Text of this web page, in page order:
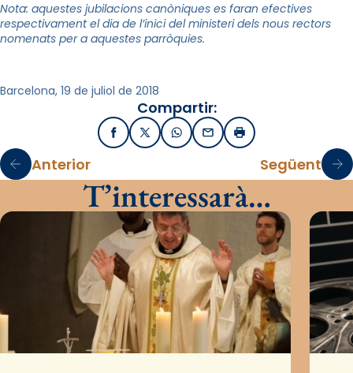
Nota: aquestes jubilacions canòniques es faran efectives
respectivament el dia de l’inici del ministeri dels nous rectors
nomenats per a aquestes parròquies.
Barcelona, 19 de juliol de 2018
Compartir:
FacebookX / TwitterWhatsApp
EmailImprimir
Anterior Següent
T’interessarà…